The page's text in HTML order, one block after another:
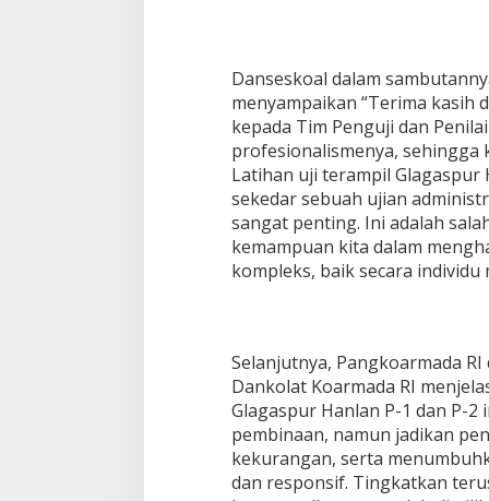
Danseskoal dalam
menyampaikan “Terima kasih
kepada Tim Penguji dan
profesionalismenya, sehingga
Latihan uji terampil Glagaspur
sekedar sebuah ujian
sangat penting. Ini adalah
kemampuan kita dalam
kompleks, baik secara individu
Selanjutnya, Pangkoarmada
Dankolat Koarmada RI
Glagaspur Hanlan P-1 dan P-
pembinaan, namun jadikan
kekurangan, serta
dan responsif. Tingkatkan